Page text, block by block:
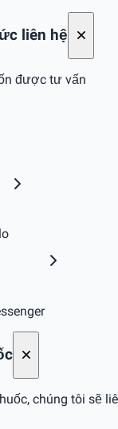
liên hệ
được tư vấn
chúng tôi sẽ